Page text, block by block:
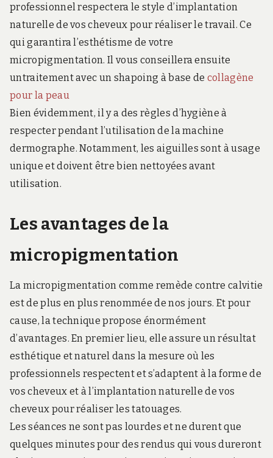
professionnel respectera le style d’implantation
naturelle de vos cheveux pour réaliser le travail. Ce
qui garantira l’esthétisme de votre
micropigmentation. Il vous conseillera ensuite
untraitement avec un shapoing à base de collagène
pour la peau
Bien évidemment, il y a des règles d’hygiène à
respecter pendant l’utilisation de la machine
dermographe. Notamment, les aiguilles sont à usage
unique et doivent être bien nettoyées avant
utilisation.
Les avantages de la
micropigmentation
La micropigmentation comme remède contre calvitie
est de plus en plus renommée de nos jours. Et pour
cause, la technique propose énormément
d’avantages. En premier lieu, elle assure un résultat
esthétique et naturel dans la mesure où les
professionnels respectent et s’adaptent à la forme de
vos cheveux et à l’implantation naturelle de vos
cheveux pour réaliser les tatouages.
Les séances ne sont pas lourdes et ne durent que
quelques minutes pour des rendus qui vous dureront